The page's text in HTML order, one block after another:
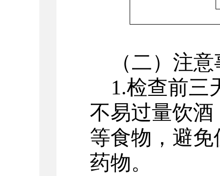
（二）注
1.检查前三
不易过量饮
等食物，避
药物。